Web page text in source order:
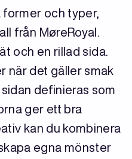
former och typer,
från MøreRoyal.
och en rillad sida.
när det gäller smak
definieras som
ger ett bra
kan du kombinera
egna mönster